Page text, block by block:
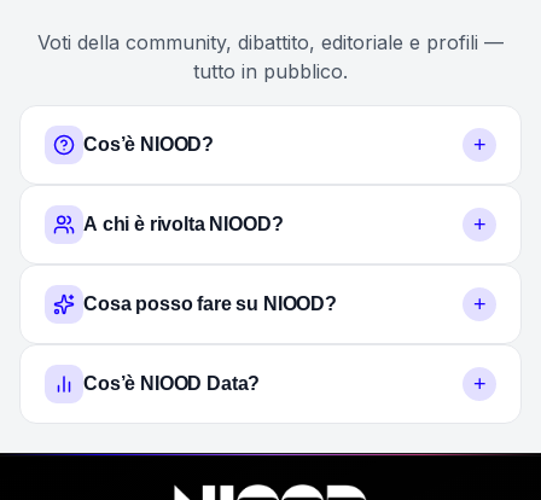
Voti della community, dibattito, editoriale e profili —
tutto in pubblico.
Cos’è NIOOD? +
A chi è rivolta NIOOD? +
Cosa posso fare su NIOOD? +
Cos’è NIOOD Data? +